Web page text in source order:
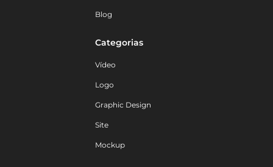
Blog
Categorias
Vídeo
Logo
Graphic Design
Site
Mockup